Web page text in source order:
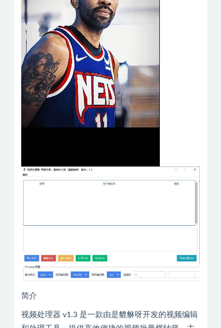
简介
视频处理器 v1.3 是一款由是貔貅呀开发的视频编辑